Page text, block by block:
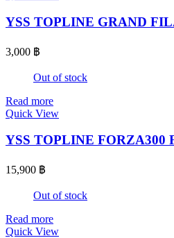
YSS TOPLINE GRAND
3,000 ฿
Out of stock
Read more
Quick View
YSS TOPLINE FORZA300
15,900 ฿
Out of stock
Read more
Quick View